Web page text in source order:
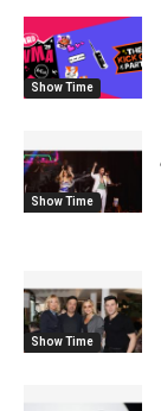
Show Time
Show Time
Show Time